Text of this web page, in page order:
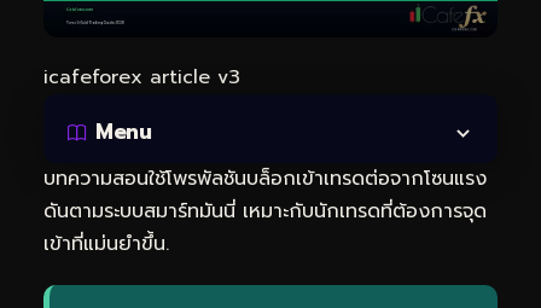
icafeforex article v3
Menu
บทความสอนใช้โพรพัลชันบล็อกเข้าเทรดต่อจากโซนแรง
ดันตามระบบสมาร์ทมันนี่ เหมาะกับนักเทรดที่ต้องการจุด
เข้าที่แม่นยำขึ้น.